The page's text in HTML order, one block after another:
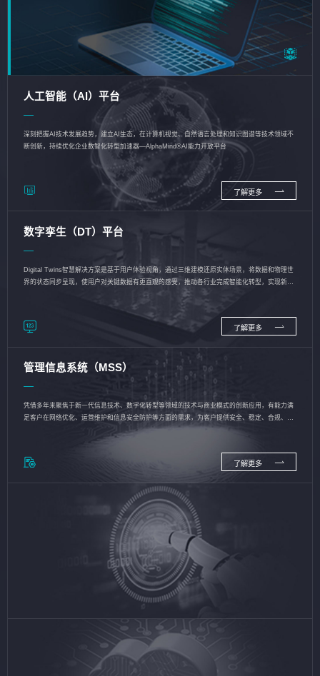
人工智能（AI）平台
深刻把握AI技术发展趋势，建立AI生态，在计算机视觉、自然语言处理和知识图谱等技术领域不
断创新，持续优化企业数智化转型加速器—AlphaMind®AI能力开放平台
了解更多
数字孪生（DT）平台
Digital Twins智慧解决方案是基于用户体验视角，通过三维建模还原实体场景，将数据和物理世
界的状态同步呈现，使用户对关键数据有更直观的感受，推动各行业完成智能化转型，实现新旧
了解更多
管理信息系统（MSS）
凭借多年来聚焦于新一代信息技术、数字化转型等领域的技术与商业模式的创新应用，有能力满
足客户在网络优化、运营维护和信息安全防护等方面的需求，为客户提供安全、稳定、合规、持
了解更多